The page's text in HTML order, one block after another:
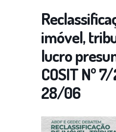
imóvel,
lucro
COSIT Nº
28/06